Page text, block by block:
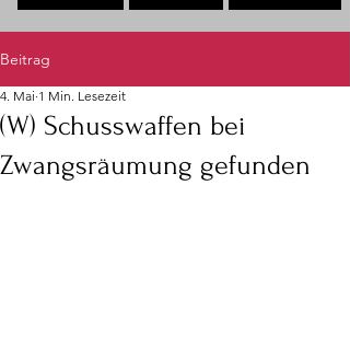
Beitrag
(W) Schusswaffen bei
Zwangsräumung gefunden
4. Mai 1 Min. Lesezeit